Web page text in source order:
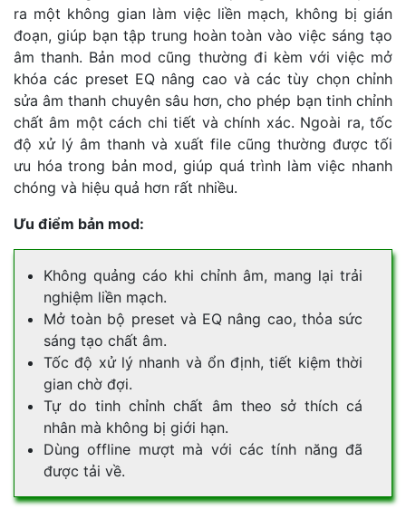
ra một không gian làm việc liền mạch, không bị gián
đoạn, giúp bạn tập trung hoàn toàn vào việc sáng tạo
âm thanh. Bản mod cũng thường đi kèm với việc mở
khóa các preset EQ nâng cao và các tùy chọn chỉnh
sửa âm thanh chuyên sâu hơn, cho phép bạn tinh chỉnh
chất âm một cách chi tiết và chính xác. Ngoài ra, tốc
độ xử lý âm thanh và xuất file cũng thường được tối
ưu hóa trong bản mod, giúp quá trình làm việc nhanh
chóng và hiệu quả hơn rất nhiều.
Ưu điểm bản mod:
Không quảng cáo khi chỉnh âm, mang lại trải
nghiệm liền mạch.
Mở toàn bộ preset và EQ nâng cao, thỏa sức
sáng tạo chất âm.
Tốc độ xử lý nhanh và ổn định, tiết kiệm thời
gian chờ đợi.
Tự do tinh chỉnh chất âm theo sở thích cá
nhân mà không bị giới hạn.
Dùng offline mượt mà với các tính năng đã
được tải về.